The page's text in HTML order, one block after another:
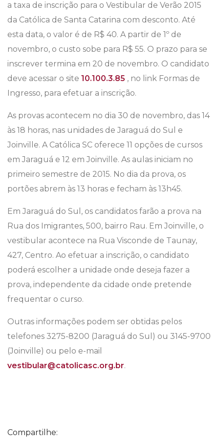
a taxa de inscrição para o Vestibular de Verão 2015
da Católica de Santa Catarina com desconto. Até
esta data, o valor é de R$ 40. A partir de 1º de
novembro, o custo sobe para R$ 55. O prazo para se
inscrever termina em 20 de novembro. O candidato
deve acessar o site 10.100.3.85 , no link Formas de
Ingresso, para efetuar a inscrição.
As provas acontecem no dia 30 de novembro, das 14
às 18 horas, nas unidades de Jaraguá do Sul e
Joinville. A Católica SC oferece 11 opções de cursos
em Jaraguá e 12 em Joinville. As aulas iniciam no
primeiro semestre de 2015. No dia da prova, os
portões abrem às 13 horas e fecham às 13h45.
Em Jaraguá do Sul, os candidatos farão a prova na
Rua dos Imigrantes, 500, bairro Rau. Em Joinville, o
vestibular acontece na Rua Visconde de Taunay,
427, Centro. Ao efetuar a inscrição, o candidato
poderá escolher a unidade onde deseja fazer a
prova, independente da cidade onde pretende
frequentar o curso.
Outras informações podem ser obtidas pelos
telefones 3275-8200 (Jaraguá do Sul) ou 3145-9700
(Joinville) ou pelo e-mail
vestibular@catolicasc.org.br.
Compartilhe: